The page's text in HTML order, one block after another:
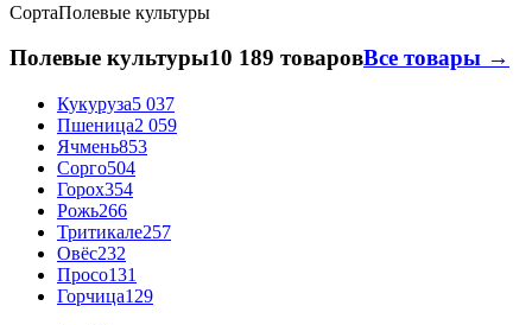
СортаПолевые культуры
Полевые культуры10 189 товаровВсе товары →
Кукуруза5 037
Пшеница2 059
Ячмень853
Сорго504
Горох354
Рожь266
Тритикале257
Овёс232
Просо131
Горчица129